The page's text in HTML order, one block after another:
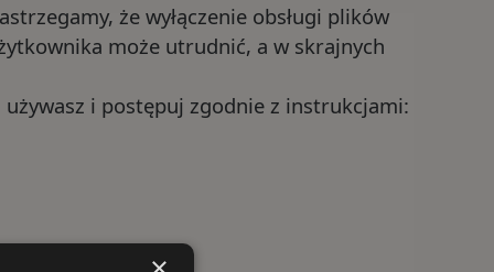
że wyłączenie obsługi plików
może utrudnić, a w skrajnych
i postępuj zgodnie z instrukcjami: